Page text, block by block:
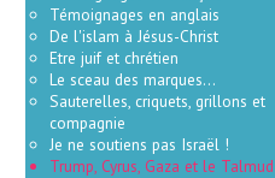
Témoignages en anglais
De l'islam à Jésus-Christ
Etre juif et chrétien
Le sceau des marques...
Sauterelles, criquets, grillons et
compagnie
Je ne soutiens pas Israël !
Trump, Cyrus, Gaza et le Talmud